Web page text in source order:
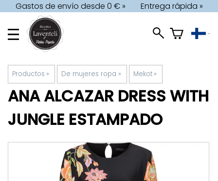
Gastos de envío desde 0 € » Entrega rápida »
Productos ‪» De mujeres ropa ‪» Mekot ‪»
ANA ALCAZAR DRESS WITH
JUNGLE ESTAMPADO